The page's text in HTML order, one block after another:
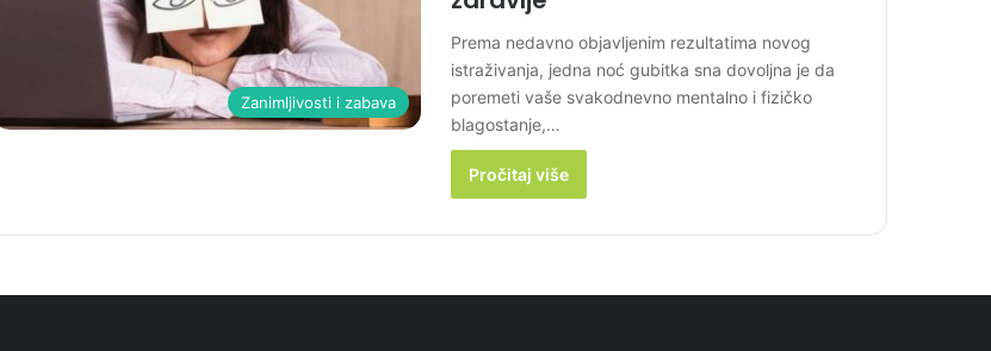
Zanimljivosti i zabava
Prema nedavno objavljenim rezultatima novog
istraživanja, jedna noć gubitka sna dovoljna je da
poremeti vaše svakodnevno mentalno i fizičko
blagostanje,…
Pročitaj više